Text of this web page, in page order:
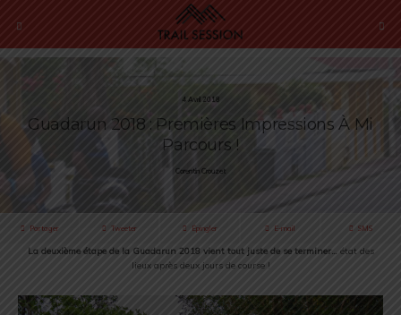
4 Avril 2018
Guadarun 2018 : Premières Impressions À Mi
Parcours !
Corentin Crouzet
Partager Tweeter Épingler E-mail SMS
La deuxième étape de la Guadarun 2018 vient tout juste de se terminer… état des
lieux après deux jours de course !